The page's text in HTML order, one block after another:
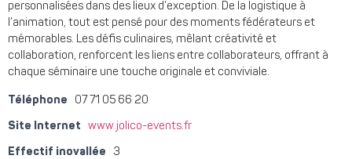
personnalisées dans des lieux d’exception. De la logistique à
l’animation, tout est pensé pour des moments fédérateurs et
mémorables. Les défis culinaires, mêlant créativité et
collaboration, renforcent les liens entre collaborateurs, offrant à
chaque séminaire une touche originale et conviviale.
Téléphone 07 71 05 66 20
Site Internet www.jolico-events.fr
Effectif inovallée 3